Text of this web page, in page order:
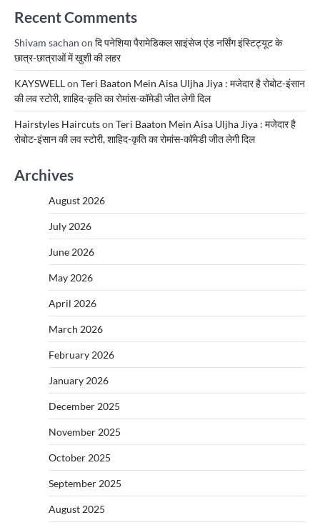
Recent Comments
Shivam sachan on दि पनेशिया पैरामेडिकल साइंसेज एंड नर्सिंग इंस्टिट्यूट के
छात्र-छात्राओं में खुशी की लहर
KAYSWELLon Teri Baaton Mein Aisa Uljha Jiya : मजेदार है रोबोट-इंसान
की लव स्टोरी, शाहिद-कृति का रोमांस-कॉमेडी जीत लेगी दिल
Hairstyles Haircutson Teri Baaton Mein Aisa Uljha Jiya : मजेदार है
रोबोट-इंसान की लव स्टोरी, शाहिद-कृति का रोमांस-कॉमेडी जीत लेगी दिल
Archives
August 2026
July 2026
June 2026
May 2026
April 2026
March 2026
February 2026
January 2026
December 2025
November 2025
October 2025
September 2025
August 2025